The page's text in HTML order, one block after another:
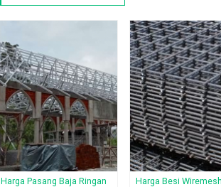
Harga Pasang Baja Ringan
Harga Besi Wiremesh